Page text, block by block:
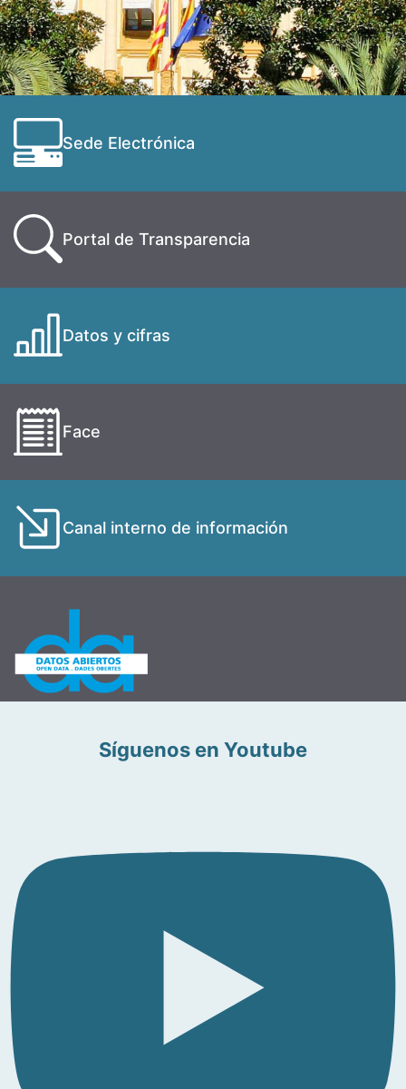
Sede Electrónica
Portal de Transparencia
Datos y cifras
Face
Canal interno de información
Síguenos en Youtube